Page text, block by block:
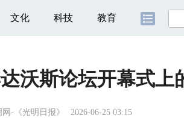
文化 科技 教育
沃斯论坛开幕式上
-《光明日报》 2026-06-25 03:15